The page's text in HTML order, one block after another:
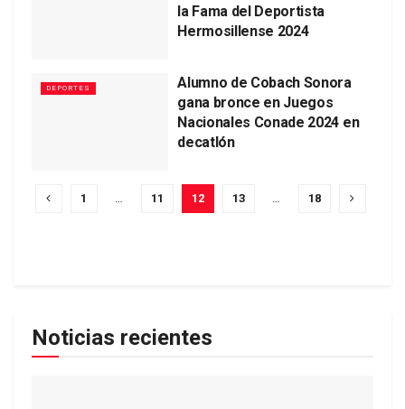
la Fama del Deportista
Hermosillense 2024
DEPORTES
Alumno de Cobach Sonora
gana bronce en Juegos
Nacionales Conade 2024 en
decatlón
1 11 12 13 18
Noticias recientes